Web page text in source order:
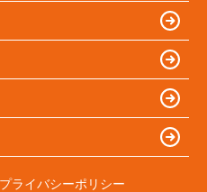
プライバシーポリシー